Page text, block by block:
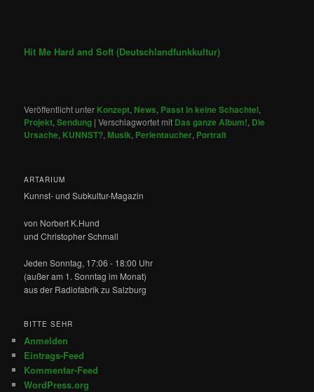
Hit Me Hard and Soft (Deutschlandfunkkultur)
Veröffentlicht unter Konzept, News, Passt in keine Schachtel,
Projekt,Sendung |Verschlagwortet mit Das ganze Album!, Die
Ursache, KUNNST?, Musik, Perlentaucher, Portrait
ARTARIUM
Kunnst- und Subkultur-Magazin
von Norbert K.Hund
und Christopher Schmall
Jeden Sonntag, 17:06 - 18:00 Uhr
(außer am 1. Sonntag im Monat)
aus der Radiofabrik zu Salzburg
BITTE SEHR
Anmelden
Eintrags-Feed
Kommentar-Feed
WordPress.org